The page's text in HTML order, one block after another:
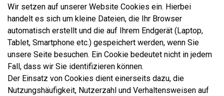
Wir setzen auf unserer Website Cookies ein. Hierbei
handelt es sich um kleine Dateien, die Ihr Browser
automatisch erstellt und die auf Ihrem Endgerät (Laptop,
Tablet, Smartphone etc.) gespeichert werden, wenn Sie
unsere Seite besuchen. Ein Cookie bedeutet nicht in jedem
Fall, dass wir Sie identifizieren können.
Der Einsatz von Cookies dient einerseits dazu, die
Nutzungshäufigkeit, Nutzerzahl und Verhaltensweisen auf